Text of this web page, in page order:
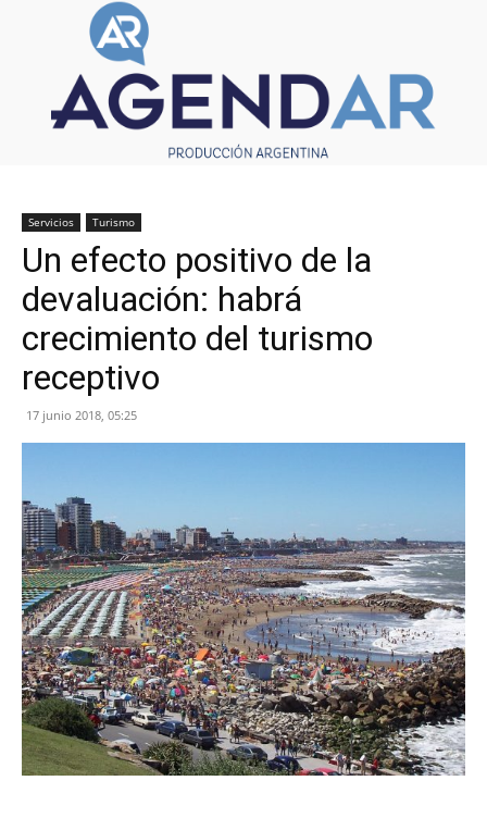
Servicios Turismo
Un efecto positivo de la
devaluación: habrá
crecimiento del turismo
receptivo
17 junio 2018, 05:25